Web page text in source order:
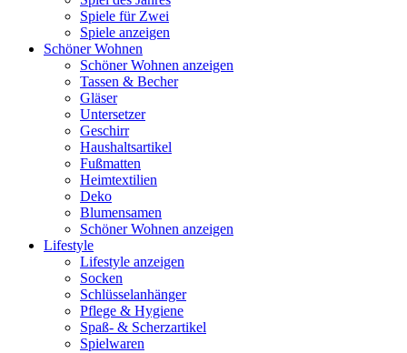
Spiele für Zwei
Spiele anzeigen
Schöner Wohnen
Schöner Wohnen anzeigen
Tassen & Becher
Gläser
Untersetzer
Geschirr
Haushaltsartikel
Fußmatten
Heimtextilien
Deko
Blumensamen
Schöner Wohnen anzeigen
Lifestyle
Lifestyle anzeigen
Socken
Schlüsselanhänger
Pflege & Hygiene
Spaß- & Scherzartikel
Spielwaren